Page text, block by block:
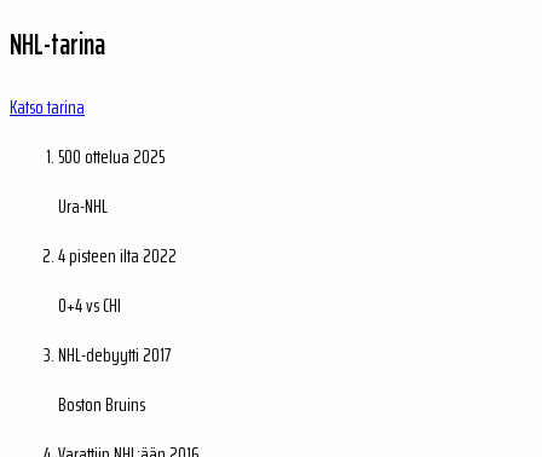
NHL-tarina
Katso tarina
500 ottelua2025
Ura-NHL
4 pisteen ilta2022
0+4 vs CHI
NHL-debyytti2017
Boston Bruins